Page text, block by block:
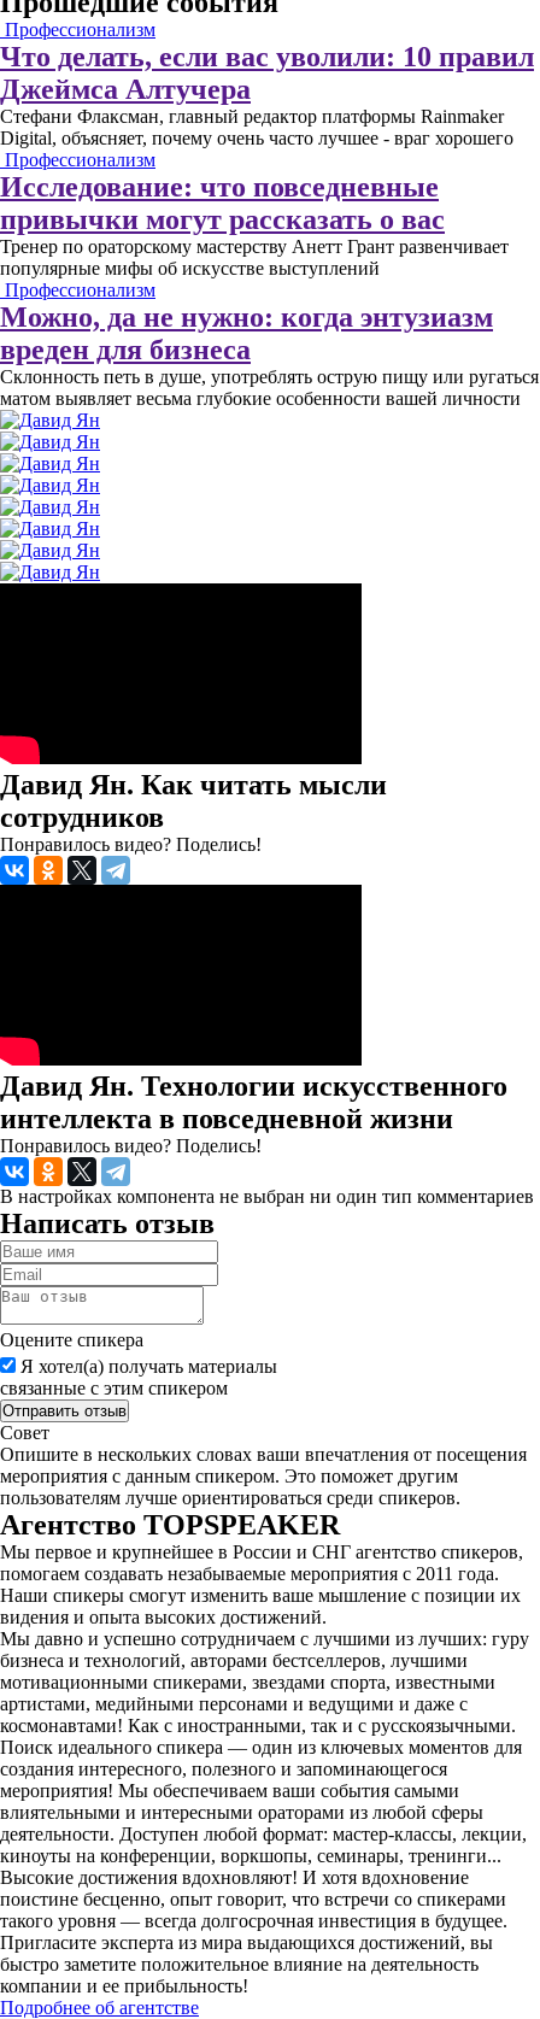
Профессионализм
Что делать, если вас уволили: 10 правил
Джеймса Алтучера
Стефани Флаксман, главный редактор платформы Rainmaker
Digital, объясняет, почему очень часто лучшее - враг хорошего
Профессионализм
Исследование: что повседневные
привычки могут рассказать о вас
Тренер по ораторскому мастерству Анетт Грант развенчивает
популярные мифы об искусстве выступлений
Профессионализм
Можно, да не нужно: когда энтузиазм
вреден для бизнеса
Склонность петь в душе, употреблять острую пищу или ругаться
матом выявляет весьма глубокие особенности вашей личности
Давид Ян. Как читать мысли
сотрудников
Понравилось видео? Поделись!
Давид Ян. Технологии искусственного
интеллекта в повседневной жизни
Понравилось видео? Поделись!
В настройках компонента не выбран ни один тип комментариев
Написать отзыв
Оцените спикера
Я хотел(а) получать материалы
связанные с этим спикером
Совет
Опишите в нескольких словах ваши впечатления от посещения
мероприятия с данным спикером. Это поможет другим
пользователям лучше ориентироваться среди спикеров.
Агентство TOPSPEAKER
Мы первое и крупнейшее в России и СНГ агентство спикеров,
помогаем создавать незабываемые мероприятия с 2011 года.
Наши спикеры смогут изменить ваше мышление с позиции их
видения и опыта высоких достижений.
Мы давно и успешно сотрудничаем с лучшими из лучших: гуру
бизнеса и технологий, авторами бестселлеров, лучшими
мотивационными спикерами, звездами спорта, известными
артистами, медийными персонами и ведущими и даже с
космонавтами! Как с иностранными, так и с русскоязычными.
Поиск идеального спикера — один из ключевых моментов для
создания интересного, полезного и запоминающегося
мероприятия! Мы обеспечиваем ваши события самыми
влиятельными и интересными ораторами из любой сферы
деятельности. Доступен любой формат: мастер-классы, лекции,
киноуты на конференции, воркшопы, семинары, тренинги...
Высокие достижения вдохновляют! И хотя вдохновение
поистине бесценно, опыт говорит, что встречи со спикерами
такого уровня — всегда долгосрочная инвестиция в будущее.
Пригласите эксперта из мира выдающихся достижений, вы
быстро заметите положительное влияние на деятельность
компании и ее прибыльность!
Подробнее об агентстве